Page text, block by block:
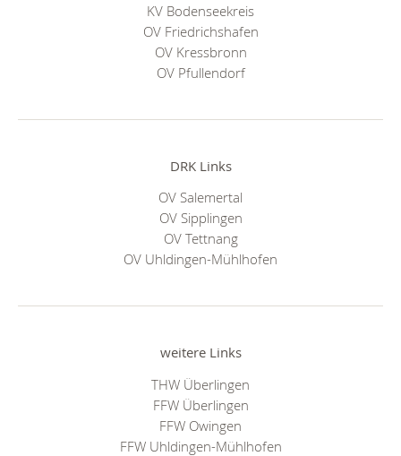
KV Bodenseekreis
OV Friedrichshafen
OV Kressbronn
OV Pfullendorf
DRK Links
OV Salemertal
OV Sipplingen
OV Tettnang
OV Uhldingen-Mühlhofen
weitere Links
THW Überlingen
FFW Überlingen
FFW Owingen
FFW Uhldingen-Mühlhofen